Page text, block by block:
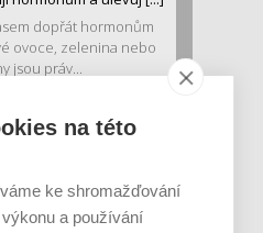
dopřát hormonům
ovoce, zelenina nebo
jsou práv...
na této
ke shromažďování
a používání